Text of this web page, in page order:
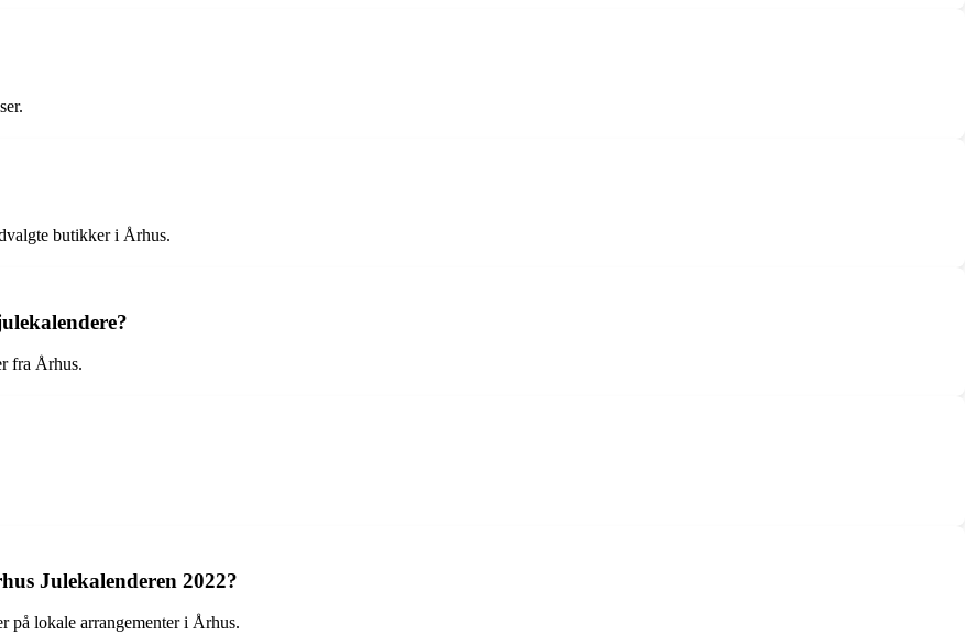
butikker i Århus.
fra Århus.
Julekalenderen 2022?
på lokale arrangementer i Århus.